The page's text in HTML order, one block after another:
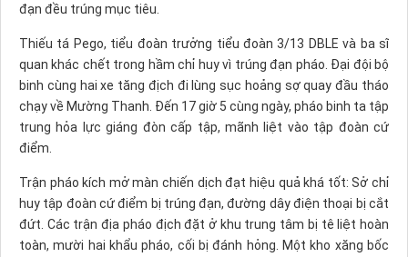
đạn đều trúng mục tiêu.
Thiếu tá Pego, tiểu đoàn trưởng tiểu đoàn 3/13 DBLE và ba sĩ
quan khác chết trong hầm chỉ huy vì trúng đạn pháo. Ðại đội bộ
binh cùng hai xe tăng địch đi lùng sục hoảng sợ quay đầu tháo
chạy về Mường Thanh. Ðến 17 giờ 5 cùng ngày, pháo binh ta tập
trung hỏa lực giáng đòn cấp tập, mãnh liệt vào tập đoàn cứ
điểm.
Trận pháo kích mở màn chiến dịch đạt hiệu quả khá tốt: Sở chỉ
huy tập đoàn cứ điểm bị trúng đạn, đường dây điện thoại bị cắt
đứt. Các trận địa pháo địch đặt ở khu trung tâm bị tê liệt hoàn
toàn, mười hai khẩu pháo, cối bị đánh hỏng. Một kho xăng bốc